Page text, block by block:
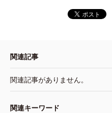
関連記事
関連記事がありません。
関連キーワード